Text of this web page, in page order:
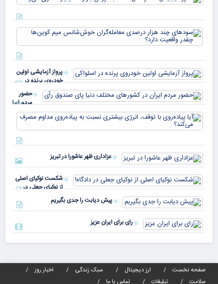
پرواز آزمایشی اولین
خودروی پرنده در
اسلواکی
حضور
مردم ایران
در
کشورهای
مختلف
دنیا پای
صندوق
عزاداری ظهر عاشورا در تبریز
شکست نوکیای اصلی
از نوکیای جعلی در
دادگاه!
پیش دیابت را جدی بگیریم
رای برای ایران عزیز
صفحه نخست ارز دیجیتال سبک زندگی
اخبار روز
سلامت
تبلیغات تماس با ما